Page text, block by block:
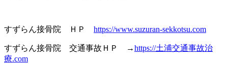
すずらん接骨院 ＨＰ https://www.suzuran-sekkotsu.com
すずらん接骨院 交通事故ＨＰ →https://土浦交通事故治
療.com